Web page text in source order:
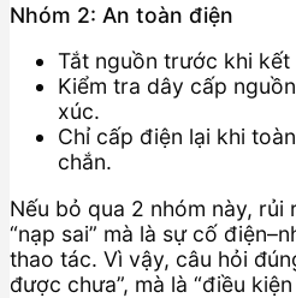
Nhóm 2: An toàn điện
Tắt nguồn trước khi kết
Kiểm tra dây cấp
xúc.
Chỉ cấp điện lại khi
chắn.
Nếu bỏ qua 2 nhóm này, rủi
“nạp sai” mà là sự cố
thao tác. Vì vậy, câu hỏi
được chưa”, mà là “điều